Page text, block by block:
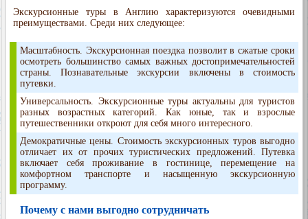
Экскурсионные туры в Англию характеризуются очевидными
преимуществами. Среди них следующее:
Масштабность. Экскурсионная поездка позволит в сжатые сроки
осмотреть большинство самых важных достопримечательностей
страны. Познавательные экскурсии включены в стоимость
путевки.
Универсальность. Экскурсионные туры актуальны для туристов
разных возрастных категорий. Как юные, так и взрослые
путешественники откроют для себя много интересного.
Демократичные цены. Стоимость экскурсионных туров выгодно
отличает их от прочих туристических предложений. Путевка
включает себя проживание в гостинице, перемещение на
комфортном транспорте и насыщенную экскурсионную
программу.
Почему с нами выгодно сотрудничать